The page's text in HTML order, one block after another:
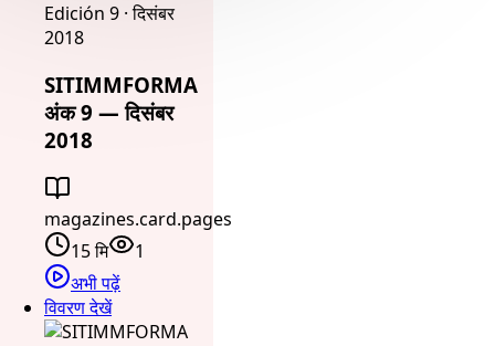
Edición 9 · दिसंबर
2018
SITIMMFORMA
अंक 9 — दिसंबर
2018
magazines.card.pages
15 मि
1
अभी पढ़ें
विवरण देखें